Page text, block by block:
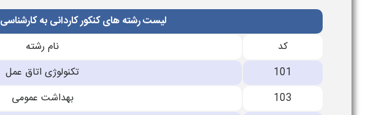
لیست رشته های کنکور کاردانی به کارشناسی
كد
نام رشته
101
تكنولوژی اتاق عمل
103
بهداشت عمومی